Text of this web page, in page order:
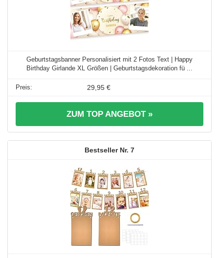
Geburtstagsbanner Personalisiert mit 2 Fotos Text | Happy
Birthday Girlande XL Größen | Geburtstagsdekoration fü ...
29,95 €
ZUM TOP ANGEBOT »
7